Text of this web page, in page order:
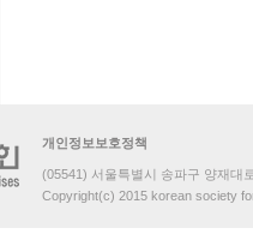
개인정보보호정책
(05541) 서울특별시 송파구 양재대
Copyright(c) 2015 korean society